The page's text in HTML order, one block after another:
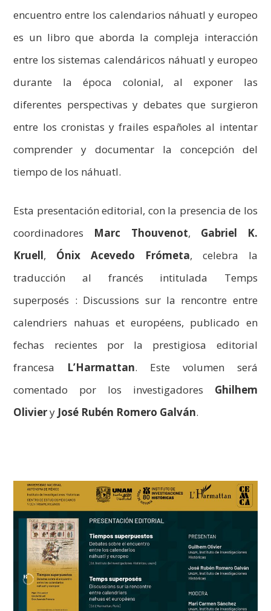
encuentro entre los calendarios náhuatl y europeo
es un libro que aborda la compleja interacción
entre los sistemas calendáricos náhuatl y europeo
durante la época colonial, al exponer las
diferentes perspectivas y debates que surgieron
entre los cronistas y frailes españoles al intentar
comprender y documentar la concepción del
tiempo de los náhuatl.
Esta presentación editorial, con la presencia de los
coordinadores Marc Thouvenot, Gabriel K.
Kruell, Ónix Acevedo Frómeta, celebra la
traducción al francés intitulada Temps
superposés : Discussions sur la rencontre entre
calendriers nahuas et européens, publicado en
fechas recientes por la prestigiosa editorial
francesa L’Harmattan. Este volumen será
comentado por los investigadores Ghilhem
Oliviery José Rubén Romero Galván.